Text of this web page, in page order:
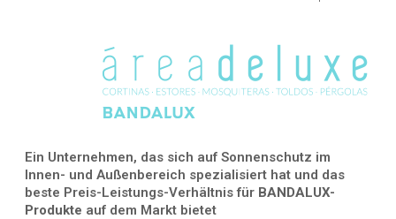
Ein Unternehmen, das sich auf Sonnenschutz im
Innen- und Außenbereich spezialisiert hat und das
beste Preis-Leistungs-Verhältnis für BANDALUX-
Produkte auf dem Markt bietet